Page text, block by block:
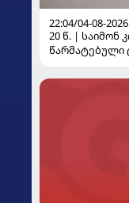
22:04/04-08-2026
20 წ. |
წარმატებული